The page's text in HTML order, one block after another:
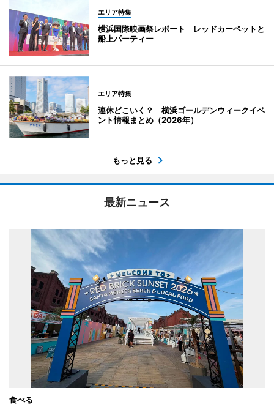
エリア特集
横浜国際映画祭レポート レッドカーペットと
船上パーティー
エリア特集
連休どこいく？ 横浜ゴールデンウィークイベ
ント情報まとめ（2026年）
もっと見る
最新ニュース
食べる